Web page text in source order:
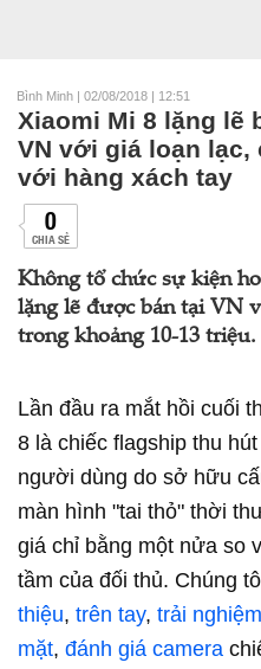
Bình Minh | 02/08/2018 | 12:51
Xiaomi Mi 8 lặng lẽ
VN với giá loạn
với hàng xách tay
0
CHIA SẺ
Không tổ chức sự kiện
lặng lẽ được bán tại VN
trong khoảng 10-13 triệu.
Lần đầu ra mắt hồi cuối
8 là chiếc flagship thu
người dùng do sở hữu
màn hình "tai thỏ" thời
giá chỉ bằng một nửa so
tầm của đối thủ. Chúng
thiệu, trên tay, trải
mặt, đánh giá camera